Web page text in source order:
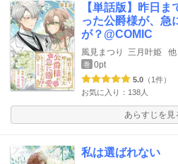
【単話版】昨日
った公爵様が、急
が？@COMIC
風見まつり 三月叶姫 他
巻 0pt
5.0 （1件）
お気に入り：138人
あらすじを
私は選ばれない